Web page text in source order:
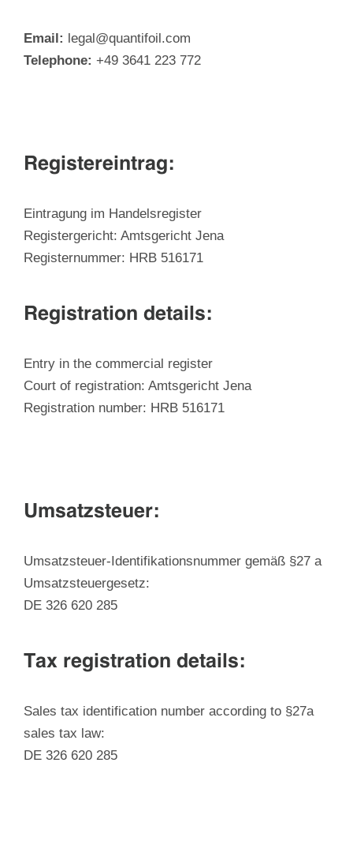
Email: legal@quantifoil.com
Telephone: +49 3641 223 772
Registereintrag:
Eintragung im Handelsregister
Registergericht: Amtsgericht Jena
Registernummer: HRB 516171
Registration details:
Entry in the commercial register
Court of registration: Amtsgericht Jena
Registration number: HRB 516171
Umsatzsteuer:
Umsatzsteuer-Identifikationsnummer gemäß §27 a
Umsatzsteuergesetz:
DE 326 620 285
Tax registration details:
Sales tax identification number according to §27a
sales tax law:
DE 326 620 285